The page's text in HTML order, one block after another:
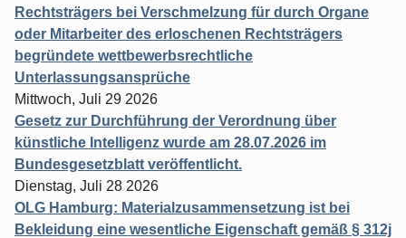
Rechtsträgers bei Verschmelzung für durch Organe
oder Mitarbeiter des erloschenen Rechtsträgers
begründete wettbewerbsrechtliche
Unterlassungsansprüche
Mittwoch, Juli 29 2026
Gesetz zur Durchführung der Verordnung über
künstliche Intelligenz wurde am 28.07.2026 im
Bundesgesetzblatt veröffentlicht.
Dienstag, Juli 28 2026
OLG Hamburg: Materialzusammensetzung ist bei
Bekleidung eine wesentliche Eigenschaft gemäß § 312j